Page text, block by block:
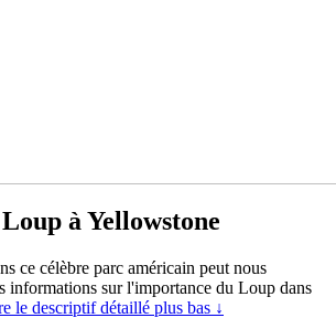
à Yellowstone
ce célèbre parc américain peut nous
informations sur l'importance du Loup dans
le descriptif détaillé plus bas ↓